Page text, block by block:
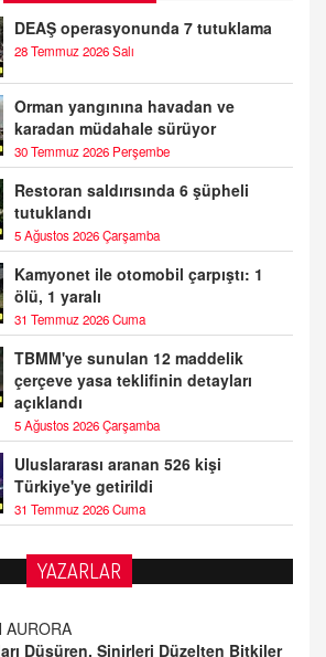
DEAŞ operasyonunda 7 tutuklama
28 Temmuz 2026 Salı
Orman yangınına havadan ve
karadan müdahale sürüyor
30 Temmuz 2026 Perşembe
Restoran saldırısında 6 şüpheli
tutuklandı
5 Ağustos 2026 Çarşamba
Kamyonet ile otomobil çarpıştı: 1
ölü, 1 yaralı
31 Temmuz 2026 Cuma
TBMM'ye sunulan 12 maddelik
çerçeve yasa teklifinin detayları
açıklandı
5 Ağustos 2026 Çarşamba
Uluslararası aranan 526 kişi
Türkiye'ye getirildi
31 Temmuz 2026 Cuma
YAZARLAR
CİVANIM
ve Tatmin: Bir Keşif Yolculuğu